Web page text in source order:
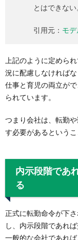
とはできない
引用元： モ
上記のように定めら
況に配慮しなければな
仕事と育児の両立が
られています。
つまり会社は、転勤
す必要があるというこ
内示段階であ
る
正式に転勤命令が下
し、内示段階であれ
一般的な会社であれ